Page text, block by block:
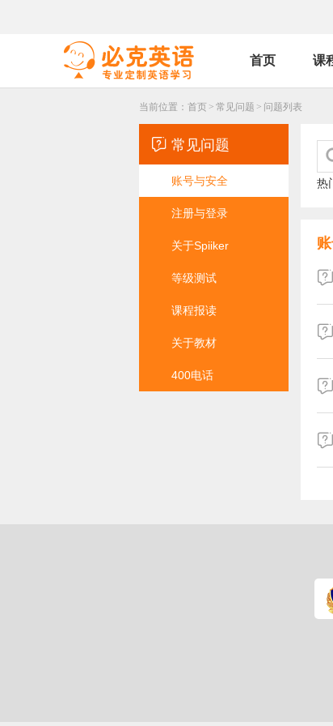
首页 课
当前位置： 首页 > 常见问题 > 问题列表
 常见问题
账号与安全
注册与登录
关于Spiiker
等级测试
课程报读
关于教材
400电话
热



